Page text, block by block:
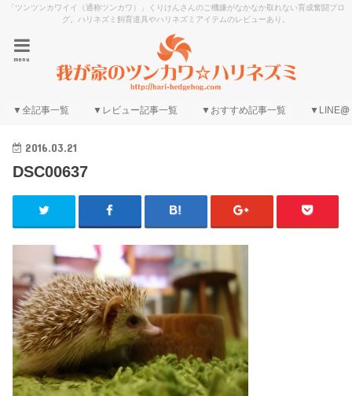
「ツンツンカワイイ（通称ツンカワ）」くりけんさんのご機嫌がなかなか取れない育成奮闘ブロ
グ。ハリネズミ飼育道具やハリネズミアイテムのレビューあり。
menu
▼全記事一覧 ▼レビュー記事一覧 ▼おすすめ記事一覧 ▼LINE@
2016.03.21
DSC00637